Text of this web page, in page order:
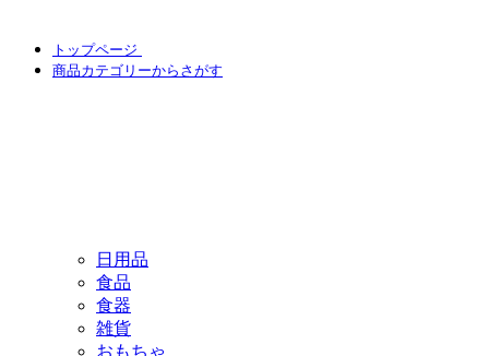
トップページ
商品カテゴリーからさがす
日用品
食品
食器
雑貨
おもちゃ